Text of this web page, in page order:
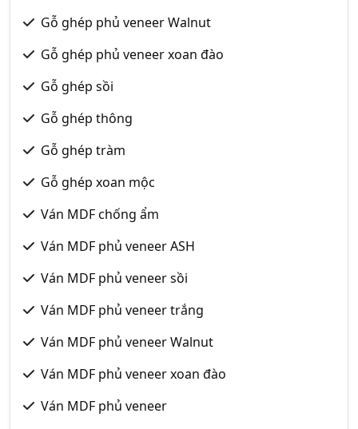
Gỗ ghép phủ veneer Walnut
Gỗ ghép phủ veneer xoan đào
Gỗ ghép sồi
Gỗ ghép thông
Gỗ ghép tràm
Gỗ ghép xoan mộc
Ván MDF chống ẩm
Ván MDF phủ veneer ASH
Ván MDF phủ veneer sồi
Ván MDF phủ veneer trắng
Ván MDF phủ veneer Walnut
Ván MDF phủ veneer xoan đào
Ván MDF phủ veneer